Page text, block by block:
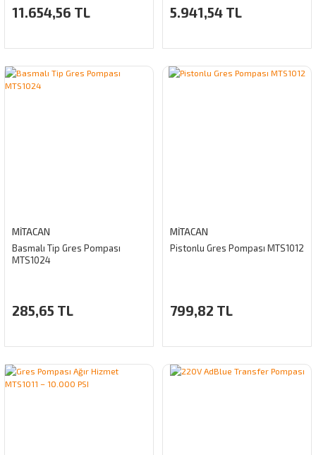
11.654,56 TL 5.941,54 TL
MİTACAN
Basmalı Tip Gres Pompası
MTS1024
285,65 TL
MİTACAN
Pistonlu Gres Pompası MTS1012
799,82 TL